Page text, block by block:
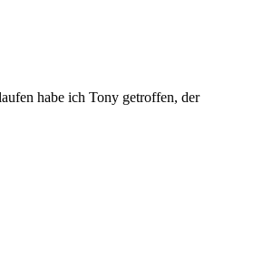
habe ich Tony getroffen, der